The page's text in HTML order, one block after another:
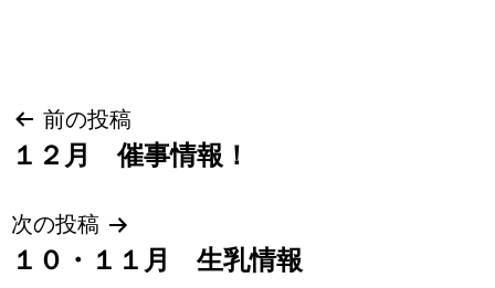
投
稿
ビ
前の投稿
１２月 催事情報！
次の投稿
１０・１１月 生乳情報